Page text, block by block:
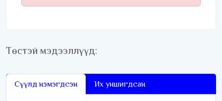
Төстэй мэдээллүүд:
Сүүлд нэмэгдсэн Их уншигдсан